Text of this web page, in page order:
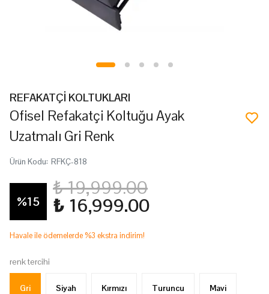
REFAKATÇİ KOLTUKLARI
Ofisel Refakatçi Koltuğu Ayak
Uzatmalı Gri Renk
Ürün Kodu: RFKÇ-818
%15
₺ 19,999.00
₺ 16,999.00
Havale ile ödemelerde %3 ekstra indirim!
renk tercihi
Gri Siyah Kırmızı Turuncu Mavi